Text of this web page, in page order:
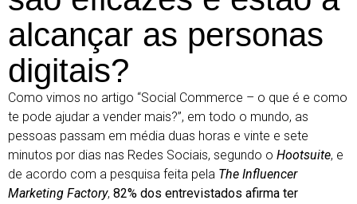
alcançar as personas
digitais?
Como vimos no artigo “Social Commerce – o que é e como
te pode ajudar a vender mais?”, em todo o mundo, as
pessoas passam em média duas horas e vinte e sete
minutos por dias nas Redes Sociais, segundo o Hootsuite, e
de acordo com a pesquisa feita pela The Influencer
Marketing Factory, 82% dos entrevistados afirma ter